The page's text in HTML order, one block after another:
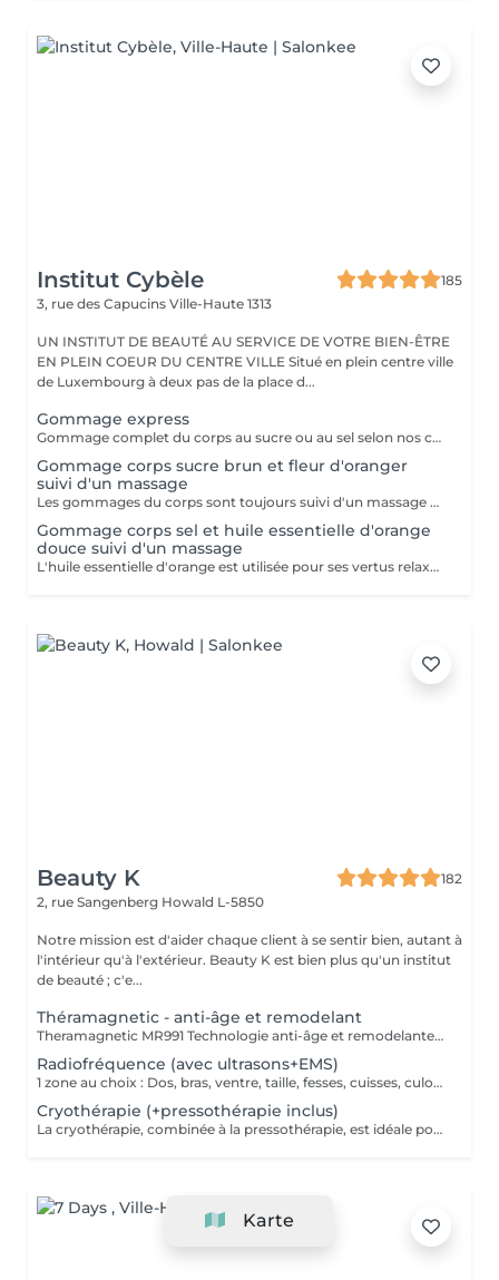
Institut Cybèle
185
3, rue des Capucins Ville-Haute 1313
UN INSTITUT DE BEAUTÉ AU SERVICE DE VOTRE BIEN-ÊTRE
EN PLEIN COEUR DU CENTRE VILLE Situé en plein centre ville
de Luxembourg à deux pas de la place d...
Gommage express
Gommage complet du corps au sucre ou au sel selon nos créations du moment suivi d'une douche.
Gommage corps sucre brun et fleur d'oranger
suivi d'un massage
Les gommages du corps sont toujours suivi d'un massage à l'huile chaude.
Gommage corps sel et huile essentielle d'orange
douce suivi d'un massage
L'huile essentielle d'orange est utilisée pour ses vertus relaxantes et apaisantes. Elle aide à lutter contre le stress et facilite l'endormissement. Les gommages du corps sont suivis d'un massage complet à l'huile chaude.
Beauty K
182
2, rue Sangenberg Howald L-5850
Notre mission est d'aider chaque client à se sentir bien, autant à
l'intérieur qu'à l'extérieur. Beauty K est bien plus qu'un institut
de beauté ; c'e...
Théramagnetic - anti-âge et remodelant
Theramagnetic MR991 Technologie anti-âge et remodelante pour le corps et le visage Le Theramagnetic est un soin non-invasif alliant endomassage mécanique et champs magnétiques pulsés à résonance stochastique (CMPS). Cette technologie brevetée, D.E.S., stimule intensément la régénération cellulaire, améliore la circulation sanguine et lymphatique, et restaure visiblement l'élasticité de la peau. Endomassage Mécanique (MRM) : grâce à deux rouleaux motorisés et une aspiration douce, il reproduit un massage profond qui déstocke les graisses, raffermit les tissus et favorise un drainage naturel. Champs magnétiques pulsés (CMPS) : ils envoient des micro-courants qui relancent l'activité cellulaire, améliorent l'oxygénation, éliminent les toxines et boostent la production de collagène et d'élastine. Résultat : une peau plus lisse, plus lumineuse, dès les premières séances. Des résultats mesurables dès la 1ère séance : Jusqu'à -9,7 cm de tour de taille* +52,65 % d'activité des fibroblastes (cellules de régénération) Visage & Corps : le Theramagnetic s'adapte aux différentes zones, y compris le visage et le cou, pour un effet liftant et anti-âge immédiat. Recommandation : une cure de 7 séances, à raison de 1 à 2 séances par semaine, pour des résultats durables et visibles (raffermissement, réduction des rides, amélioration de la silhouette, drainage).
Radiofréquence (avec ultrasons+EMS)
1 zone au choix : Dos, bras, ventre, taille, fesses, cuisses, culotte de cheval, etc. La technologie ondes électromagnétiques par radiofréquence provoque la rotation des molécules d'eau et génère le réchauffement des tissus cutanés et sous-cutanés. Cette chaleur a pour effet de stimuler le métabolisme, provoquant un ensemble de réactions qui accélère le processus d'élimination des graisses tenaces.
Cryothérapie (+pressothérapie inclus)
La cryothérapie, combinée à la pressothérapie, est idéale pour traiter la cellulite, les douleurs et inflammations. Ce soin par le froid favorise la récupération physique, améliore la circulation et raffermit la peau. En plus de tonifier les tissus et éliminer les capitons, la cryothérapie procure un moment de relaxation grâce à la production d'endorphines stimulée par le froid.
Karte